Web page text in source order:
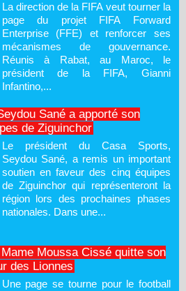
La direction de la FIFA veut tourner la
page du projet FIFA Forward
Enterprise (FFE) et renforcer ses
mécanismes de gouvernance.
Réunis à Rabat, au Maroc, le
président de la FIFA, Gianni
Infantino,...
Sané a apporté son
de Ziguinchor
Le président du Casa Sports,
Seydou Sané, a remis un important
soutien en faveur des cinq équipes
de Ziguinchor qui représenteront la
région lors des prochaines phases
nationales. Dans une...
Moussa Cissé quitte son
des Lionnes
Une page se tourne pour le football